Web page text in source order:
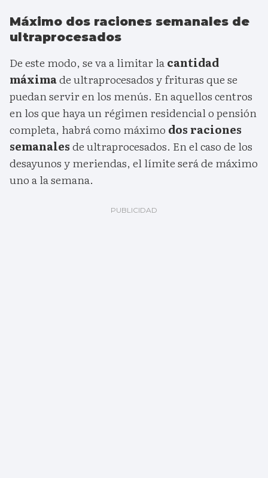
Máximo dos raciones semanales de
ultraprocesados
De este modo, se va a limitar lacantidad
máximade ultraprocesados y frituras que se
puedan servir en los menús. En aquellos centros
en los que haya un régimen residencial o pensión
completa, habrá como máximo dos raciones
semanalesde ultraprocesados. En el caso de los
desayunos y meriendas, el límite será de máximo
uno a la semana.